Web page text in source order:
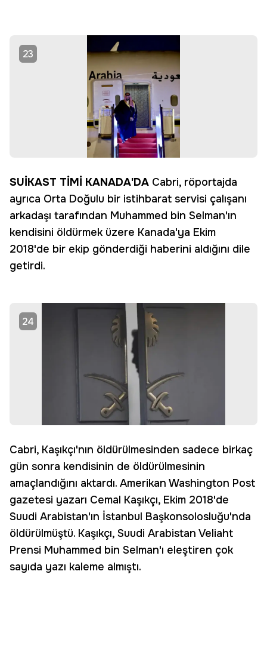
23
SUİKAST TİMİ KANADA'DA Cabri, röportajda
ayrıca Orta Doğulu bir istihbarat servisi çalışanı
arkadaşı tarafından Muhammed bin Selman'ın
kendisini öldürmek üzere Kanada'ya Ekim
2018'de bir ekip gönderdiği haberini aldığını dile
getirdi.
24
Cabri, Kaşıkçı'nın öldürülmesinden sadece birkaç
gün sonra kendisinin de öldürülmesinin
amaçlandığını aktardı. Amerikan Washington Post
gazetesi yazarı Cemal Kaşıkçı, Ekim 2018'de
Suudi Arabistan'ın İstanbul Başkonsolosluğu'nda
öldürülmüştü. Kaşıkçı, Suudi Arabistan Veliaht
Prensi Muhammed bin Selman'ı eleştiren çok
sayıda yazı kaleme almıştı.